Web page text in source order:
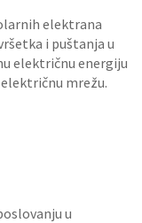
elektrana
i puštanja u
električnu energiju
mrežu.
u